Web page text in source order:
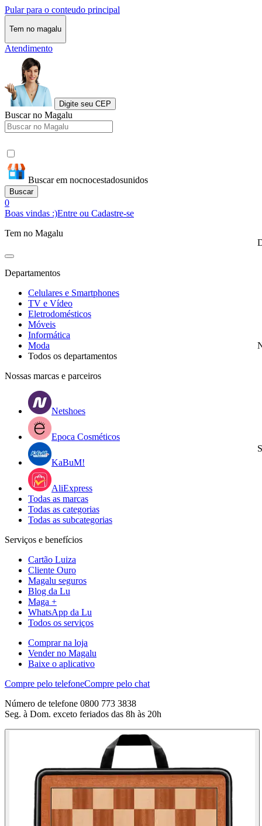
Pular para o conteudo principal
Tem no magalu
Atendimento
Digite seu CEP
Buscar no Magalu
Buscar em nocnocestadosunidos
Buscar
0
Boas vindas :)Entre ou Cadastre-se
Tem no Magalu
Departamentos
Celulares e Smartphones
TV e Vídeo
Eletrodomésticos
Móveis
Informática
Moda
Todos os departamentos
Nossas marcas e parceiros
Netshoes
Epoca Cosméticos
KaBuM!
AliExpress
Todas as marcas
Todas as categorias
Todas as subcategorias
Serviços e benefícios
Cartão Luiza
Cliente Ouro
Magalu seguros
Blog da Lu
Maga +
WhatsApp da Lu
Todos os serviços
Comprar na loja
Vender no Magalu
Baixe o aplicativo
Compre pelo telefoneCompre pelo chat
Número de telefone 0800 773 3838
Seg. à Dom. exceto feriados das 8h às 20h